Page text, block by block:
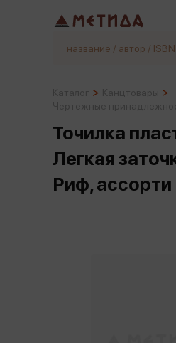
Точилка
Легкая
Риф, ассорти